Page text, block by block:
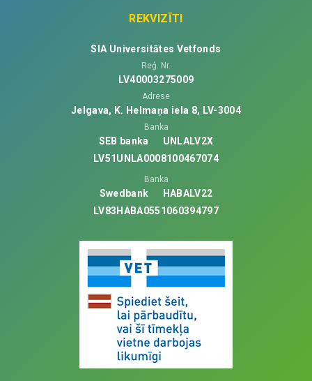
REKVIZĪTI
SIA Universitātes Vetfonds
Reģ. Nr.
LV40003275009
Adrese
Jelgava, K. Helmaņa iela 8, LV-3004
Banka
SEB banka
UNLALV2X
LV51UNLA0008100467074
Banka
Swedbank
HABALV22
LV83HABA0551060394797